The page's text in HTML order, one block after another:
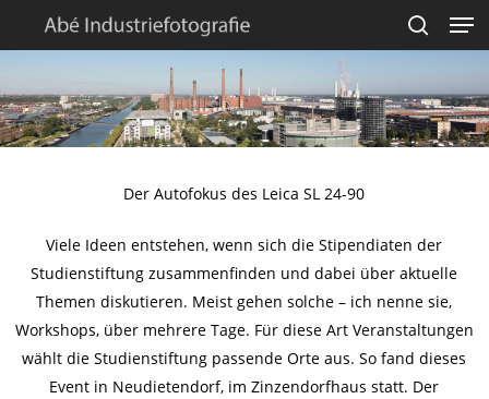
content
search
Der Autofokus des Leica SL 24-90
Viele Ideen entstehen, wenn sich die Stipendiaten der
Studienstiftung zusammenfinden und dabei über aktuelle
Themen diskutieren. Meist gehen solche – ich nenne sie,
Workshops, über mehrere Tage. Für diese Art Veranstaltungen
wählt die Studienstiftung passende Orte aus. So fand dieses
Event in Neudietendorf, im Zinzendorfhaus statt. Der
Menu